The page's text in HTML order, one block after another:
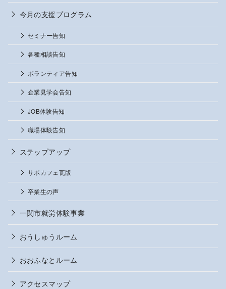
今月の支援プログラム
セミナー告知
各種相談告知
ボランティア告知
企業見学会告知
JOB体験告知
職場体験告知
ステップアップ
サポカフェ瓦版
卒業生の声
一関市就労体験事業
おうしゅうルーム
おおふなとルーム
アクセスマップ